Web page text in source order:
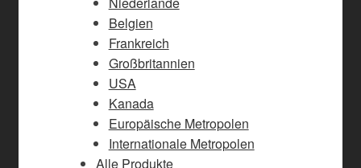
Belgien
Frankreich
Großbritannien
USA
Kanada
Europäische Metropolen
Internationale Metropolen
Alle Produkte